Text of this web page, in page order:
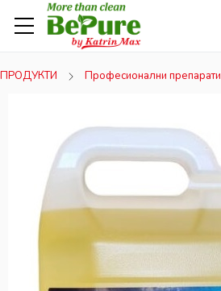
ПРОДУКТИ Професионални препарати